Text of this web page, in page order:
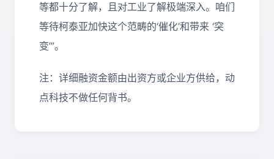
等都十分了解，且对工业了解极端深入。咱们
等待柯泰亚加快这个范畴的‘催化’和带来 ‘突
变’”。
注：详细融资金额由出资方或企业方供给，动
点科技不做任何背书。